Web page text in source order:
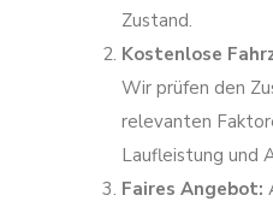
Zustand.
Kostenlose
Wir prüfen den
relevanten
Laufleistung und
Faires Angebot: